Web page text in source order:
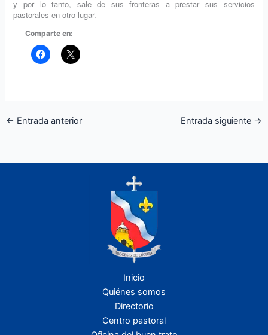
y por lo tanto, sale de sus fronteras a prestar sus servicios
pastorales en otro lugar.
Comparte en:
← Entrada anterior Entrada siguiente →
Inicio
Quiénes somos
Directorio
Centro pastoral